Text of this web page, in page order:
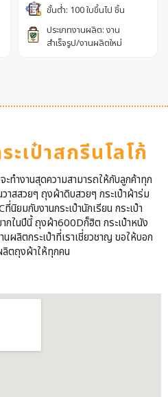
ขั้นต่ำ: 100 ใบขึ้นไป ชิ้น
ประเภทงานผลิต: งาน
สำเร็จรูป/งานผลิตใหม่
เป๋าสกรีนโลโก้
ทำงานสุดความสามารถให้กับลูกค้าทุก
าสสวยๆ ถุงผ้าดิบสวยๆ กระเป๋าผ้าร่ม
นิยมกับงานกระเป๋านักเรียน กระเป๋า
ในปีนี้ ถุงผ้า600Dก็ฮิต กระเป๋าหนัง
ผลิตกระเป๋าที่เราเชี่ยวชาญ ขอให้บอก
ตถุงผ้าให้ทุกคน